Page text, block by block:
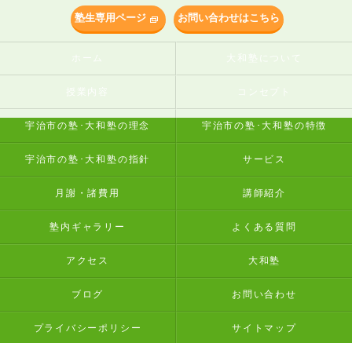
塾生専用ページ お問い合わせはこちら
ホーム 大和塾について
授業内容 コンセプト
宇治市の塾･大和塾の理念 宇治市の塾･大和塾の特徴
宇治市の塾･大和塾の指針 サービス
月謝・諸費用 講師紹介
塾内ギャラリー よくある質問
アクセス 大和塾
ブログ お問い合わせ
プライバシーポリシー サイトマップ